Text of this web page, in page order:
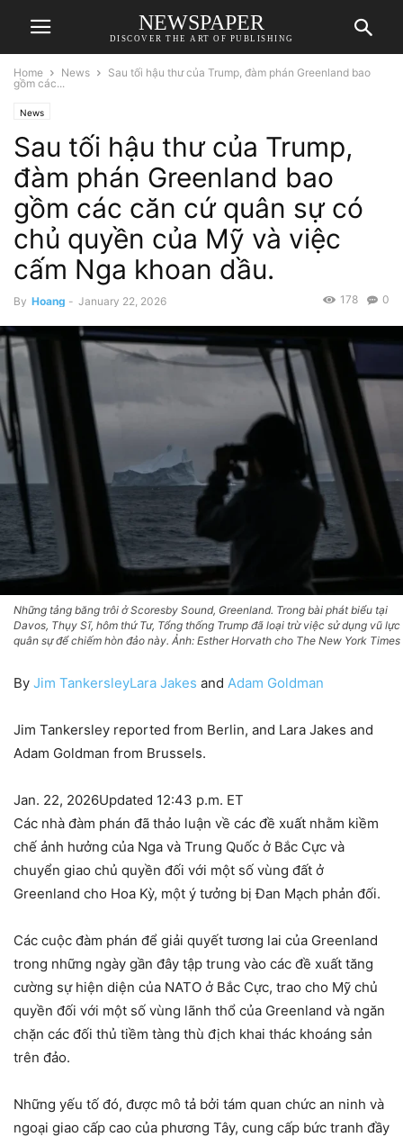
NEWSPAPER
DISCOVER THE ART OF PUBLISHING
Home News
Sau tối hậu thư của Trump, đàm phán Greenland bao
gồm các...
News
Sau tối hậu thư của Trump,
đàm phán Greenland bao
gồm các căn cứ quân sự có
chủ quyền của Mỹ và việc
cấm Nga khoan dầu.
By Hoang - January 22, 2026 0
178
Những tảng băng trôi ở Scoresby Sound, Greenland. Trong bài phát biểu tại
Davos, Thụy Sĩ, hôm thứ Tư, Tổng thống Trump đã loại trừ việc sử dụng vũ lực
quân sự để chiếm hòn đảo này. Ảnh: Esther Horvath cho The New York Times
By Jim TankersleyLara Jakes and Adam Goldman
Jim Tankersley reported from Berlin, and Lara Jakes and
Adam Goldman from Brussels.
Jan. 22, 2026Updated 12:43 p.m. ET
Các nhà đàm phán đã thảo luận về các đề xuất nhằm kiềm
chế ảnh hưởng của Nga và Trung Quốc ở Bắc Cực và
chuyển giao chủ quyền đối với một số vùng đất ở
Greenland cho Hoa Kỳ, một ý tưởng bị Đan Mạch phản đối.
Các cuộc đàm phán để giải quyết tương lai của Greenland
trong những ngày gần đây tập trung vào các đề xuất tăng
cường sự hiện diện của NATO ở Bắc Cực, trao cho Mỹ chủ
quyền đối với một số vùng lãnh thổ của Greenland và ngăn
chặn các đối thủ tiềm tàng thù địch khai thác khoáng sản
trên đảo.
Những yếu tố đó, được mô tả bởi tám quan chức an ninh và
ngoại giao cấp cao của phương Tây, cung cấp bức tranh đầy